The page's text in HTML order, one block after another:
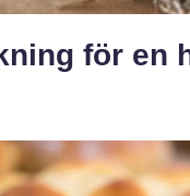
för en